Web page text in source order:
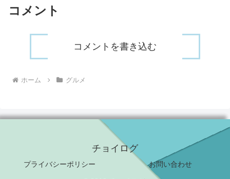
コメント
コメントを書き込む
ホーム グルメ
チョイログ
プライバシーポリシー お問い合わせ